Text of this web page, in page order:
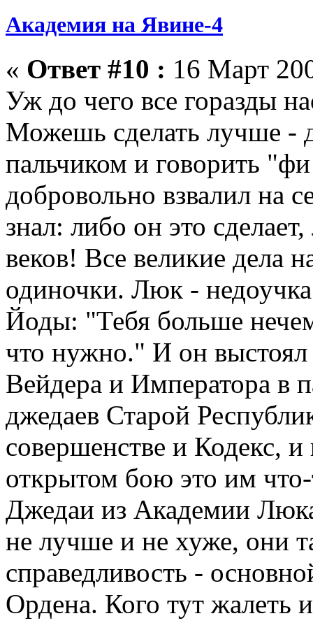
Академия на Явине-4
« Ответ #10 : 16 Март
Уж до чего все горазды
Можешь сделать лучше -
пальчиком и говорить
добровольно взвалил на
знал: либо он это
веков! Все великие дела
одиночки. Люк -
Йоды: "Тебя больше
что нужно." И он выстоял
Вейдера и Императора в
джедаев Старой
совершенстве и Кодекс,
открытом бою это им
Джедаи из Академии
не лучше и не хуже, они
справедливость -
Ордена. Кого тут жалеть